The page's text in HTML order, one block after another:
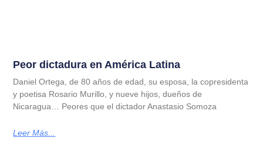
Peor dictadura en América Latina
Daniel Ortega, de 80 años de edad, su esposa, la copresidenta
y poetisa Rosario Murillo, y nueve hijos, dueños de
Nicaragua… Peores que el dictador Anastasio Somoza
Leer Más...